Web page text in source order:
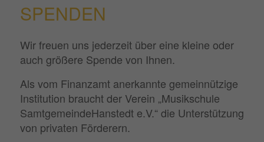
SPENDEN
Wir freuen uns jederzeit über eine kleine oder
auch größere Spende von Ihnen.
Als vom Finanzamt anerkannte gemeinnützige
Institution braucht der Verein „Musikschule
SamtgemeindeHanstedt e.V.“ die Unterstützung
von privaten Förderern.